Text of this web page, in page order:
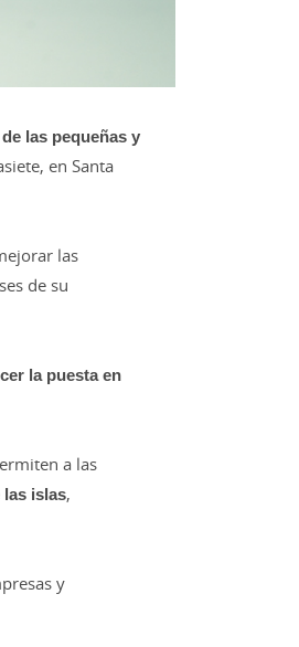
las pequeñas y
en Santa
las
de su
la puesta en
a las
islas,
y